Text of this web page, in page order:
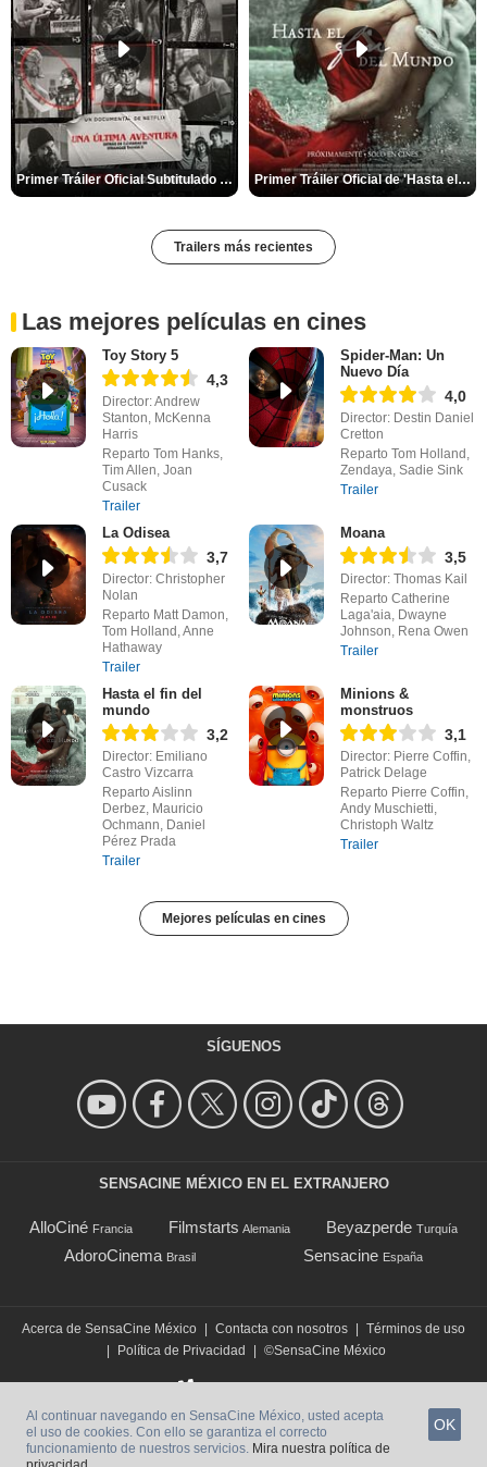
Primer Tráiler Oficial Subtitulado de 'Una última aventura: Detrás de cámaras de Stranger Things 5' Primer Tráiler Oficial de 'Hasta el fin del mundo'
Trailers más recientes
Las mejores películas en cines
Toy Story 5
4,3
Director: Andrew
Stanton, McKenna
Harris
Reparto Tom Hanks,
Tim Allen, Joan
Cusack
Trailer
Spider-Man: Un
Nuevo Día
4,0
Director: Destin Daniel
Cretton
Reparto Tom Holland,
Zendaya, Sadie Sink
Trailer
La Odisea
3,7
Director: Christopher
Nolan
Reparto Matt Damon,
Tom Holland, Anne
Hathaway
Trailer
Moana
3,5
Director: Thomas Kail
Reparto Catherine
Laga'aia, Dwayne
Johnson, Rena Owen
Trailer
Hasta el fin del
mundo
3,2
Director: Emiliano
Castro Vizcarra
Reparto Aislinn
Derbez, Mauricio
Ochmann, Daniel
Pérez Prada
Trailer
Minions &
monstruos
3,1
Director: Pierre Coffin,
Patrick Delage
Reparto Pierre Coffin,
Andy Muschietti,
Christoph Waltz
Trailer
Mejores películas en cines
SÍGUENOS
SENSACINE MÉXICO EN EL EXTRANJERO
AlloCiné Francia Filmstarts Alemania Beyazperde Turquía
AdoroCinema Brasil Sensacine España
Acerca de SensaCine México Contacta con nosotros
Términos de uso
Política de Privacidad ©SensaCine México
Al continuar navegando en SensaCine México, usted acepta
el uso de cookies. Con ello se garantiza el correcto
funcionamiento de nuestros servicios. Mira nuestra política de
OK